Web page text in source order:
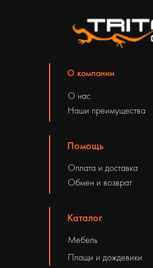
О компании
О нас
Наши преимущества
Помощь
Оплата и доставка
Обмен и возврат
Каталог
Плащи и дождевики
Мебель